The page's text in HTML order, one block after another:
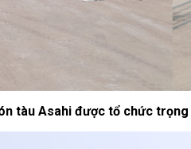
tàu Asahi được tổ chức